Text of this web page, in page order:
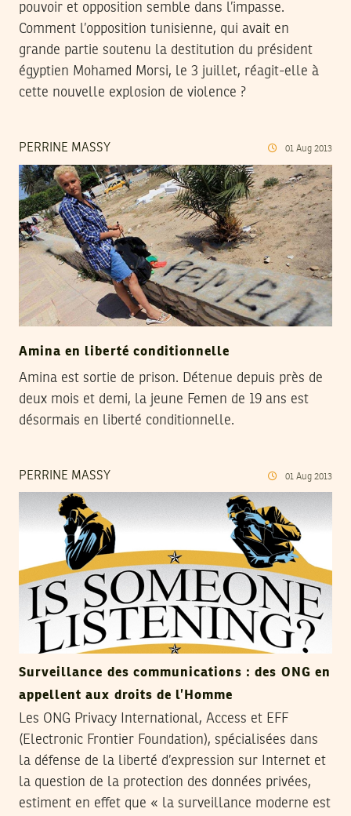
pouvoir et opposition semble dans l’impasse.
Comment l’opposition tunisienne, qui avait en
grande partie soutenu la destitution du président
égyptien Mohamed Morsi, le 3 juillet, réagit-elle à
cette nouvelle explosion de violence ?
PERRINE MASSY 01 Aug 2013
Amina en liberté conditionnelle
Amina est sortie de prison. Détenue depuis près de
deux mois et demi, la jeune Femen de 19 ans est
désormais en liberté conditionnelle.
PERRINE MASSY 01 Aug 2013
Surveillance des communications : des ONG en
appellent aux droits de l’Homme
Les ONG Privacy International, Access et EFF
(Electronic Frontier Foundation), spécialisées dans
la défense de la liberté d’expression sur Internet et
la question de la protection des données privées,
estiment en effet que « la surveillance moderne est